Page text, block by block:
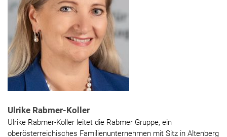
Ulrike Rabmer-Koller
Ulrike Rabmer-Koller leitet die Rabmer Gruppe, ein
oberösterreichisches Familienunternehmen mit Sitz in Altenberg